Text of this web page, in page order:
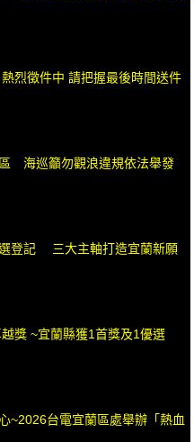
熱烈徵件中 請把握最後時間送件
海巡籲勿觀浪違規依法舉發
登記 三大主軸打造宜蘭新願
獎 ~宜蘭縣獲1首獎及1優選
~2026台電宜蘭區處舉辦「熱血